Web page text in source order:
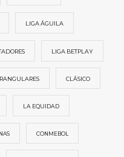
LIGA ÁGUILA
LIGA BETPLAY
CLÁSICO
LA EQUIDAD
CONMEBOL